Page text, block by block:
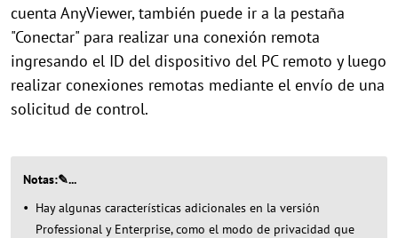
cuenta AnyViewer, también puede ir a la pestaña
"Conectar" para realizar una conexión remota
ingresando el ID del dispositivo del PC remoto y luego
realizar conexiones remotas mediante el envío de una
solicitud de control.
Notas:✎...
Hay algunas características adicionales en la versión
Professional y Enterprise, como el modo de privacidad que